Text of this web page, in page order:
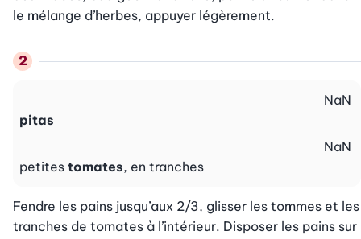
le mélange d’herbes, appuyer légèrement.
pitas
NaN
petites tomates, en tranches
NaN
Fendre les pains jusqu’aux 2/3, glisser les tommes et les
tranches de tomates à l’intérieur. Disposer les pains sur